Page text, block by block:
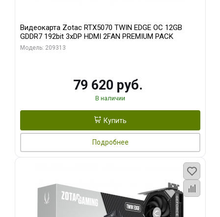
Видеокарта Zotac RTX5070 TWIN EDGE OC 12GB
GDDR7 192bit 3xDP HDMI 2FAN PREMIUM PACK
Модель: 209313
79 620 руб.
В наличии
Купить
Подробнее